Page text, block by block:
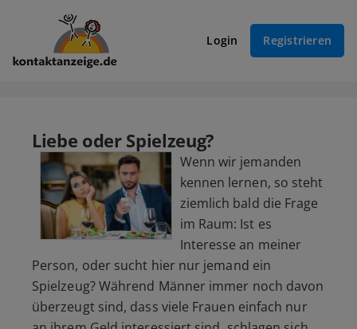
Login Registrieren
Liebe oder Spielzeug?
Wenn wir jemanden
kennen lernen, so steht
ziemlich bald die Frage
im Raum: Ist es
Interesse an meiner
Person, oder sucht hier nur jemand ein
Spielzeug? Während Männer immer noch davon
überzeugt sind, dass viele Frauen einfach nur